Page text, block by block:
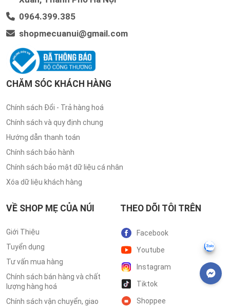
0964.399.385
shopmecuanui@gmail.com
CHĂM SÓC KHÁCH HÀNG
Chính sách Đổi - Trả hàng hoá
Chính sách và quy định chung
Hướng dẫn thanh toán
Chính sách bảo hành
Chính sách bảo mật dữ liệu cá nhân
Xóa dữ liệu khách hàng
VỀ SHOP MẸ CỦA NÚI
Giới Thiệu
Tuyển dụng
Tư vấn mua hàng
Chính sách bán hàng và chất
lượng hàng hoá
Chính sách vận chuyển, giao
THEO DÕI TÔI TRÊN
Facebook
Youtube
Instagram
Tiktok
Shoppee